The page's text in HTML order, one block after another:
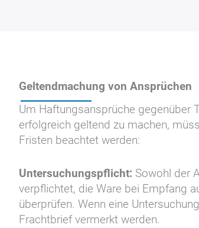
Geltendmachung von Ansprüchen
Um Haftungsansprüche gegenüber
erfolgreich geltend zu machen,
Fristen beachtet werden:
Untersuchungspflicht: Sowohl der
verpflichtet, die Ware bei Empfang
überprüfen. Wenn eine
Frachtbrief vermerkt werden.